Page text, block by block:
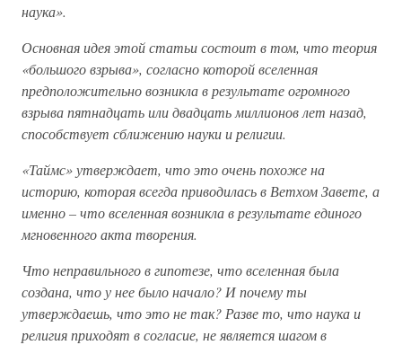
наука».
Основная идея этой статьи состоит в том, что теория
«большого взрыва», согласно которой вселенная
предположительно возникла в результате огромного
взрыва пятнадцать или двадцать миллионов лет назад,
способствует сближению науки и религии.
«Таймс» утверждает, что это очень похоже на
историю, которая всегда приводилась в Ветхом Завете, а
именно – что вселенная возникла в результате единого
мгновенного акта творения.
Что неправильного в гипотезе, что вселенная была
создана, что у нее было начало? И почему ты
утверждаешь, что это не так? Разве то, что наука и
религия приходят в согласие, не является шагом в